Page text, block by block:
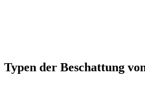
Typen der Beschattung